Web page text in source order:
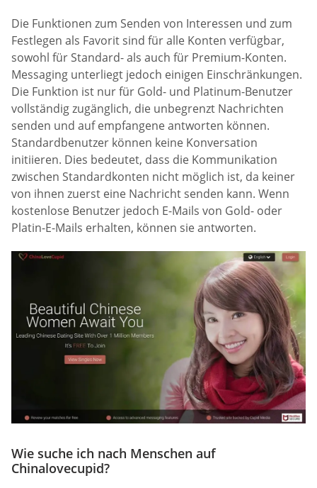
Die Funktionen zum Senden von Interessen und zum
Festlegen als Favorit sind für alle Konten verfügbar,
sowohl für Standard- als auch für Premium-Konten.
Messaging unterliegt jedoch einigen Einschränkungen.
Die Funktion ist nur für Gold- und Platinum-Benutzer
vollständig zugänglich, die unbegrenzt Nachrichten
senden und auf empfangene antworten können.
Standardbenutzer können keine Konversation
initiieren. Dies bedeutet, dass die Kommunikation
zwischen Standardkonten nicht möglich ist, da keiner
von ihnen zuerst eine Nachricht senden kann. Wenn
kostenlose Benutzer jedoch E-Mails von Gold- oder
Platin-E-Mails erhalten, können sie antworten.
Wie suche ich nach Menschen auf
Chinalovecupid?